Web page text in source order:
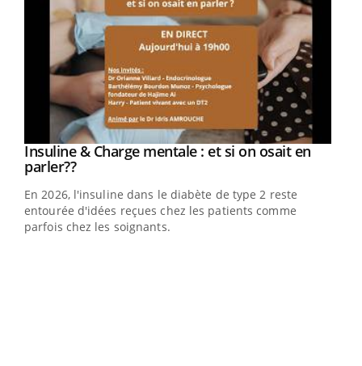
Youtube
Insuline & Charge mentale : et si on osait en
parler??Youtube
En 2026, l'insuline dans le diabète de type 2 reste
entourée d'idées reçues chez les patients comme
parfois chez les soignants.